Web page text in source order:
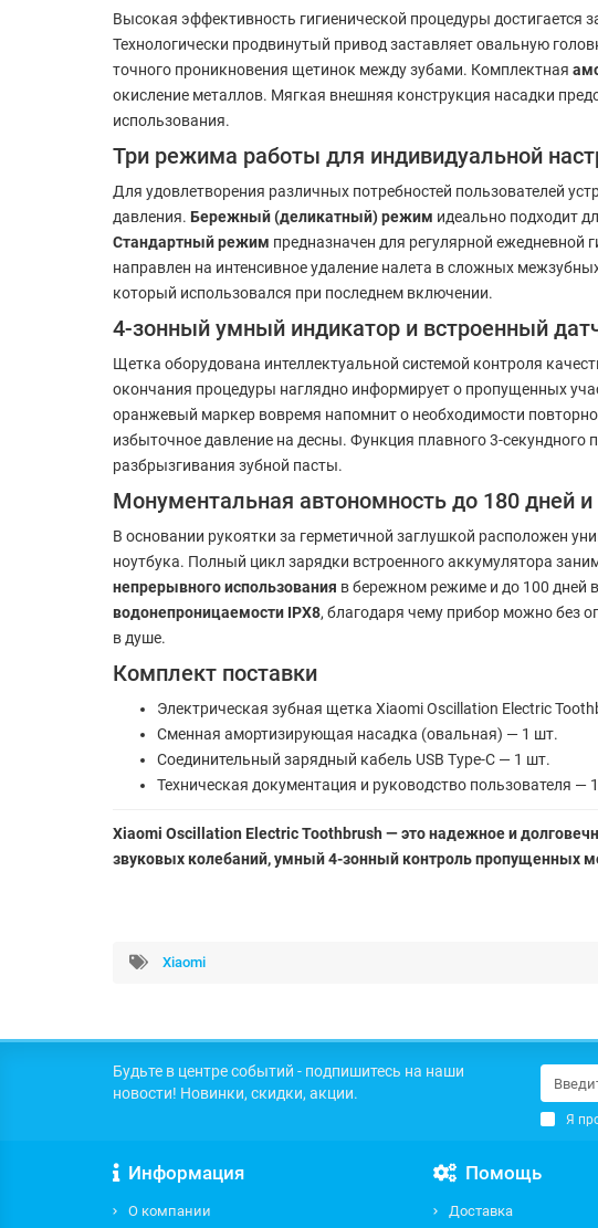
Высокая эффективность гигиенической процедуры достигается
Технологически продвинутый привод заставляет овальную
точного проникновения щетинок между зубами. Комплектная
окисление металлов. Мягкая внешняя конструкция насадки
использования.
Три режима работы для индивидуальной
Для удовлетворения различных потребностей пользователей
давления. Бережный (деликатный) режим идеально подходит
Стандартный режим предназначен для регулярной ежедневной
направлен на интенсивное удаление налета в сложных
который использовался при последнем включении.
4-зонный умный индикатор и встроенный
Щетка оборудована интеллектуальной системой контроля
окончания процедуры наглядно информирует о пропущенных
оранжевый маркер вовремя напомнит о необходимости
избыточное давление на десны. Функция плавного 3-
разбрызгивания зубной пасты.
Монументальная автономность до 180 дней
В основании рукоятки за герметичной заглушкой расположен
ноутбука. Полный цикл зарядки встроенного аккумулятора
непрерывного использования в бережном режиме и до 100 дней
водонепроницаемости IPX8, благодаря чему прибор можно без
в душе.
Комплект поставки
Электрическая зубная щетка Xiaomi Oscillation Electric
Сменная амортизирующая насадка (овальная) — 1 шт.
Соединительный зарядный кабель USB Type-C — 1 шт.
Техническая документация и руководство пользователя —
Xiaomi Oscillation Electric Toothbrush — это надежное и
звуковых колебаний, умный 4-зонный контроль пропущенных
Xiaomi
Будьте в центре событий - подпишитесь на наши
новости! Новинки, скидки, акции.
Я
Информация
О компании
Помощь
Доставка